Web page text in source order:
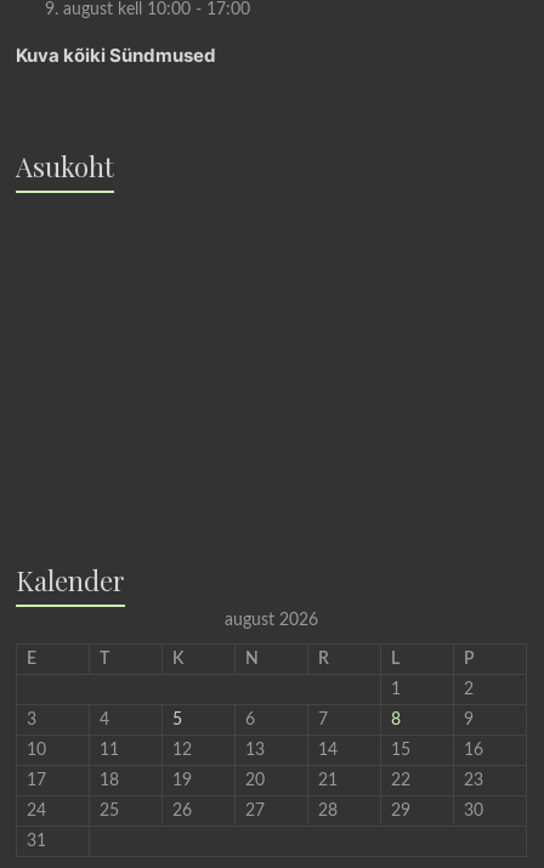
9. august kell 10:00 - 17:00
Kuva kõiki Sündmused
Asukoht
Kalender
august 2026
E K N R L
P
1
2
3
4 5 6 7 8
9
10
11 12 13 14 15
16
17
18 19 20 21 22
23
24
25 26 27 28 29
30
31